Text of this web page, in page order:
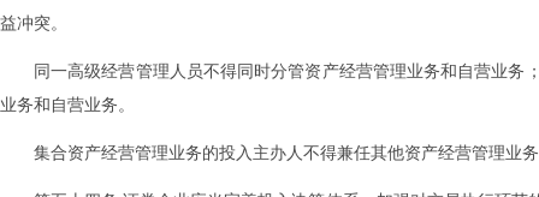
益冲突。
同一高级经营管理人员不得同时分管资产经营管理业务和自营业
业务和自营业务。
集合资产经营管理业务的投入主办人不得兼任其他资产经营管理业